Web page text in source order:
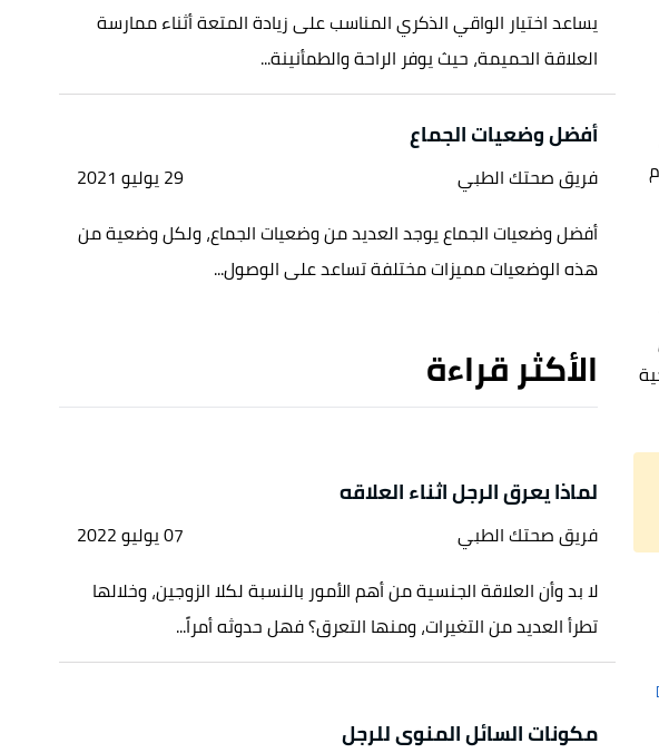
يساعد اختيار الواقي الذكري المناسب على زيادة المتعة أثناء ممارسة
العلاقة الحميمة، حيث يوفر الراحة والطمأنينة...
أفضل وضعيات الجماع
فريق صحتك الطبي
29 يوليو 2021
أفضل وضعيات الجماع يوجد العديد من وضعيات الجماع، ولكل وضعية من
هذه الوضعيات مميزات مختلفة تساعد على الوصول...
الأكثر قراءة
لماذا يعرق الرجل اثناء العلاقه
فريق صحتك الطبي
07 يوليو 2022
لا بد وأن العلاقة الجنسية من أهم الأمور بالنسبة لكلا الزوجين، وخلالها
تطرأ العديد من التغيرات، ومنها التعرق؟ فهل حدوثه أمراً...
مكونات السائل المنوى للرجل